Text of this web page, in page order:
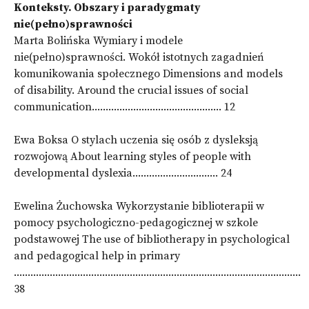
Konteksty. Obszary i paradygmaty
nie(pełno)sprawności
Marta Bolińska Wymiary i modele
nie(pełno)sprawności. Wokół istotnych zagadnień
komunikowania społecznego Dimensions and models
of disability. Around the crucial issues of social
communication............................................... 12
Ewa Boksa O stylach uczenia się osób z dysleksją
rozwojową About learning styles of people with
developmental dyslexia............................... 24
Ewelina Żuchowska Wykorzystanie biblioterapii w
pomocy psychologiczno-pedagogicznej w szkole
podstawowej The use of bibliotherapy in psychological
and pedagogical help in primary
........................................................................................................
38